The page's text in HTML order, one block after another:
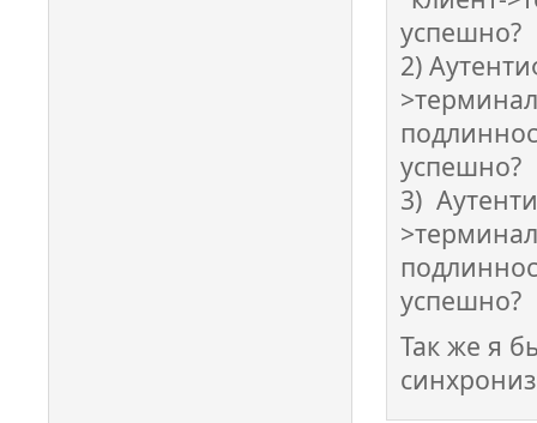
успешно?
2)
успешно?
3)
успешно?
Так же я